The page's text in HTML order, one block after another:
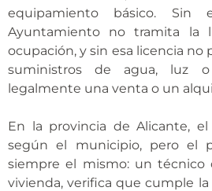
equipamiento básico. Sin
Ayuntamiento no tramita la
ocupación, y sin esa licencia no
suministros de agua, luz
legalmente una venta o un
En la provincia de Alicante,
según el municipio, pero el
siempre el mismo: un técnico
vivienda, verifica que cumple